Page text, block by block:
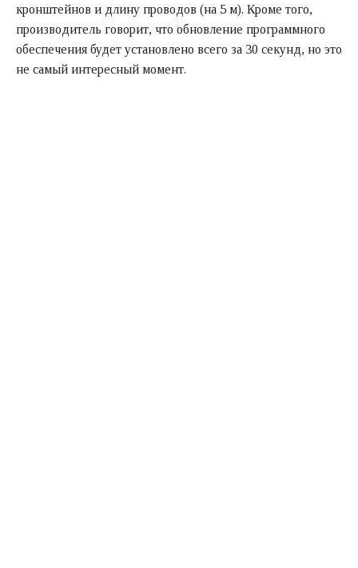
кронштейнов и длину проводов (на 5 м). Кроме того,
производитель говорит, что обновление программного
обеспечения будет установлено всего за 30 секунд, но это
не самый интересный момент.